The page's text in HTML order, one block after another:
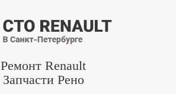
Ремонт Renault
Запчасти Рено